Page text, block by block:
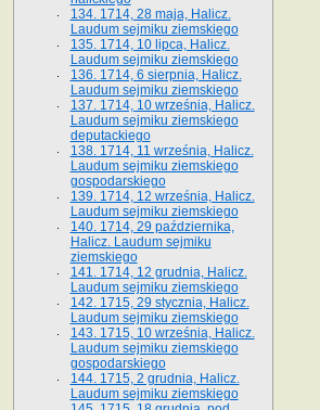
134. 1714, 28 maja, Halicz.
Laudum sejmiku ziemskiego
135. 1714, 10 lipca, Halicz.
Laudum sejmiku ziemskiego
136. 1714, 6 sierpnia, Halicz.
Laudum sejmiku ziemskiego
137. 1714, 10 września, Halicz.
Laudum sejmiku ziemskiego
deputackiego
138. 1714, 11 września, Halicz.
Laudum sejmiku ziemskiego
gospodarskiego
139. 1714, 12 września, Halicz.
Laudum sejmiku ziemskiego
140. 1714, 29 października,
Halicz. Laudum sejmiku
ziemskiego
141. 1714, 12 grudnia, Halicz.
Laudum sejmiku ziemskiego
142. 1715, 29 stycznia, Halicz.
Laudum sejmiku ziemskiego
143. 1715, 10 września, Halicz.
Laudum sejmiku ziemskiego
gospodarskiego
144. 1715, 2 grudnia, Halicz.
Laudum sejmiku ziemskiego